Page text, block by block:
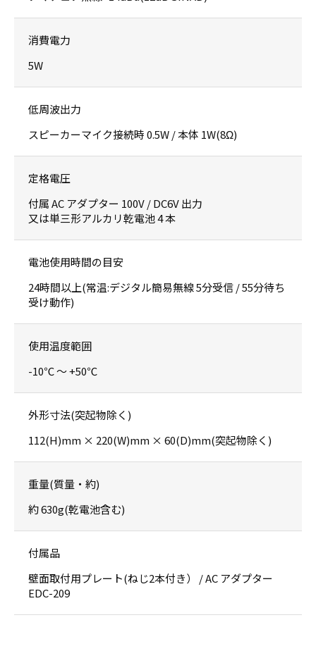
消費電力
5W
低周波出力
スピーカーマイク接続時 0.5W / 本体 1W(8Ω)
定格電圧
付属 AC アダプター 100V / DC6V 出力
又は単三形アルカリ乾電池 4 本
電池使用時間の目安
24時間以上(常温:デジタル簡易無線 5分受信 / 55分待ち
受け動作)
使用温度範囲
-10℃ ～ +50℃
外形寸法(突起物除く)
112(H)mm × 220(W)mm × 60(D)mm(突起物除く)
重量(質量・約)
約 630g(乾電池含む)
付属品
壁面取付用プレート(ねじ2本付き） / AC アダプター
EDC-209